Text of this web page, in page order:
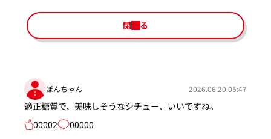
閉じる
ぽんちゃん 2026.06.20 05:47
適正糖質で、美味しそうなシチュー、いいですね。
00002
00000